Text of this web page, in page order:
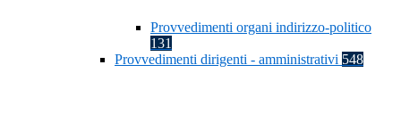
Provvedimenti organi indirizzo-politico
131
Provvedimenti dirigenti - amministrativi 548